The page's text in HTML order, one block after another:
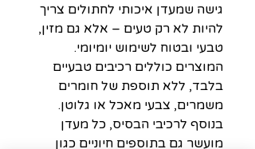
גישה שמעדן איכותי לחתולים צריך
להיות לא רק טעים – אלא גם מזין,
טבעי ובטוח לשימוש יומיומי.
המוצרים כוללים רכיבים טבעיים
בלבד, ללא תוספת של חומרים
משמרים, צבעי מאכל או גלוטן.
בנוסף לרכיבי הבסיס, כל מעדן
מועשר גם בתוספים חיוניים כגון